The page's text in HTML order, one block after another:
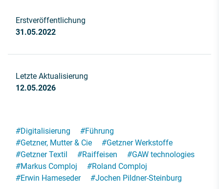
Erstveröffentlichung
31.05.2022
Letzte Aktualisierung
12.05.2026
#Digitalisierung #Führung
#Getzner, Mutter & Cie #Getzner Werkstoffe
#Getzner Textil #Raiffeisen #GAW technologies
#Markus Comploj #Roland Comploj
#Erwin Hameseder #Jochen Pildner-Steinburg